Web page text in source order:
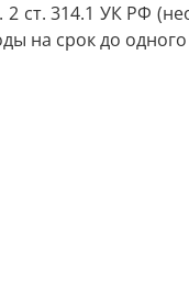
ст. 314.1 УК РФ
на срок до одного